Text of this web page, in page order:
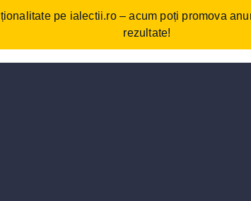
Cum funcționează?
pe ialectii.ro – acum poți promova
rezultate!